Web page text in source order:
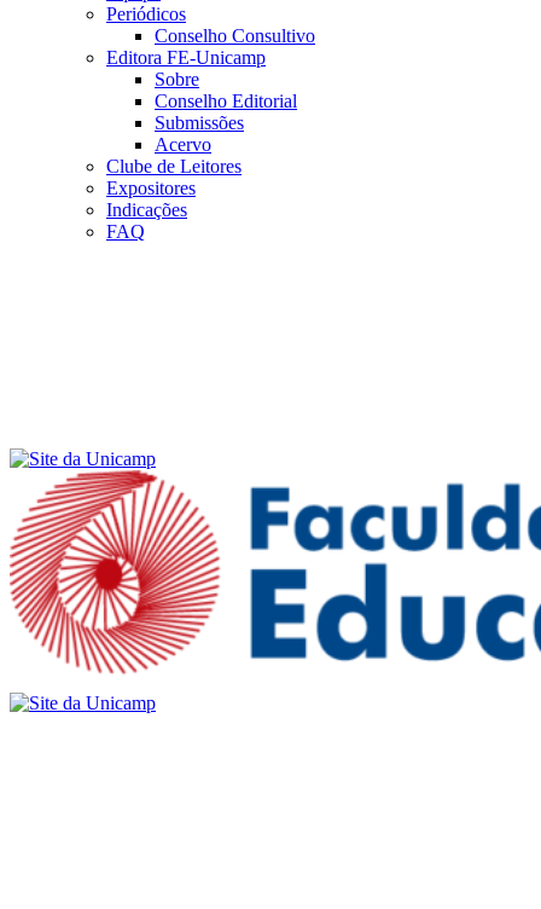
Periódicos
Conselho Consultivo
Editora FE-Unicamp
Sobre
Conselho Editorial
Submissões
Acervo
Clube de Leitores
Expositores
Indicações
FAQ